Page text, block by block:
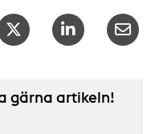
gärna artikeln!